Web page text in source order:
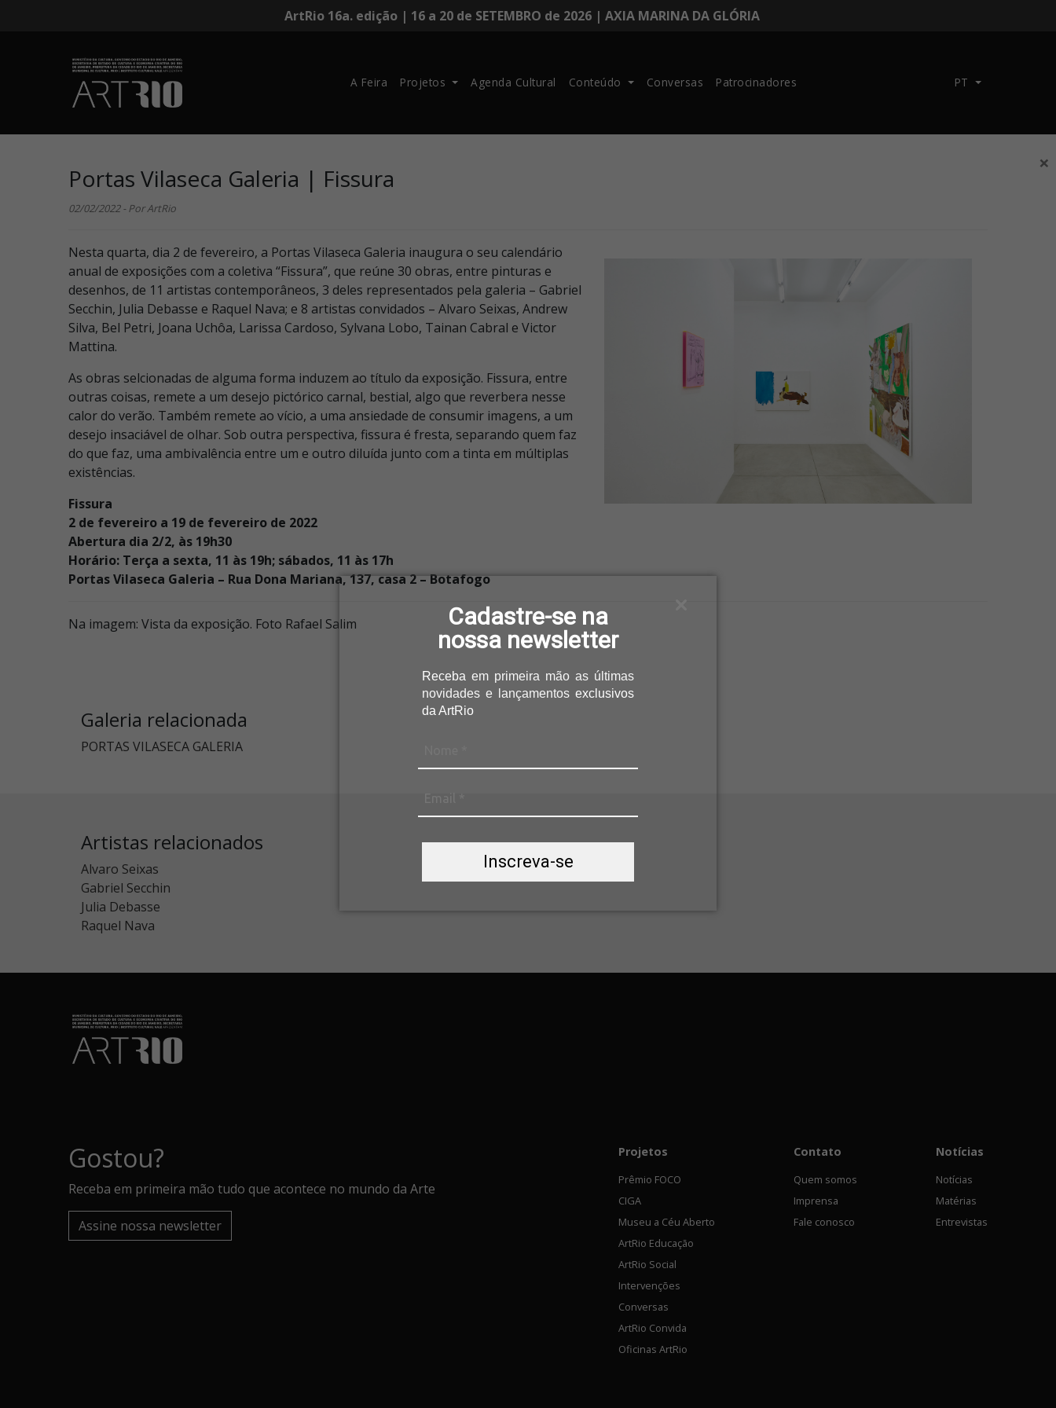
Cadastre-se na
nossa newsletter
Receba em primeira mão as últimas
novidades e lançamentos exclusivos
da ArtRio
Inscreva-se
ArtRio 16a. edição | 16 a 20 de SETEMBRO de 2026 | AXIA MARINA DA GLÓRIA
A Feira Projetos Agenda Cultural Conteúdo Conversas Patrocinadores PT
×
Portas Vilaseca Galeria | Fissura
02/02/2022 - Por ArtRio
Nesta quarta, dia 2 de fevereiro, a Portas Vilaseca Galeria inaugura o seu calendário
anual de exposições com a coletiva “Fissura”, que reúne 30 obras, entre pinturas e
desenhos, de 11 artistas contemporâneos, 3 deles representados pela galeria – Gabriel
Secchin, Julia Debasse e Raquel Nava; e 8 artistas convidados – Alvaro Seixas, Andrew
Silva, Bel Petri, Joana Uchôa, Larissa Cardoso, Sylvana Lobo, Tainan Cabral e Victor
Mattina.
As obras selcionadas de alguma forma induzem ao título da exposição. Fissura, entre
outras coisas, remete a um desejo pictórico carnal, bestial, algo que reverbera nesse
calor do verão. Também remete ao vício, a uma ansiedade de consumir imagens, a um
desejo insaciável de olhar. Sob outra perspectiva, fissura é fresta, separando quem faz
do que faz, uma ambivalência entre um e outro diluída junto com a tinta em múltiplas
existências.
Fissura
2 de fevereiro a 19 de fevereiro de 2022
Abertura dia 2/2, às 19h30
Horário: Terça a sexta, 11 às 19h; sábados, 11 às 17h
Portas Vilaseca Galeria – Rua Dona Mariana, 137, casa 2 – Botafogo
Na imagem: Vista da exposição. Foto Rafael Salim
Galeria relacionada
PORTAS VILASECA GALERIA
Artistas relacionados
Alvaro Seixas
Gabriel Secchin
Julia Debasse
Raquel Nava
Gostou?
Receba em primeira mão tudo que acontece no mundo da Arte
Assine nossa newsletter
Projetos
Prêmio FOCO
CIGA
Museu a Céu Aberto
ArtRio Educação
ArtRio Social
Intervenções
Conversas
ArtRio Convida
Oficinas ArtRio
Contato
Quem somos
Imprensa
Fale conosco
Notícias
Notícias
Matérias
Entrevistas